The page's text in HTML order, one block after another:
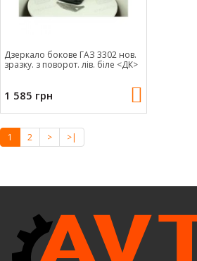
Дзеркало бокове ГАЗ 3302 нов.
зразку. з поворот. лів. біле <ДК>
1 585 грн
1 2 > >|